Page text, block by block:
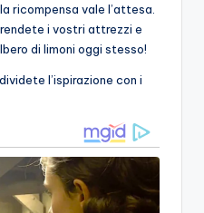
ricompensa vale l’attesa.
i vostri attrezzi e
di limoni oggi stesso!
l’ispirazione con i